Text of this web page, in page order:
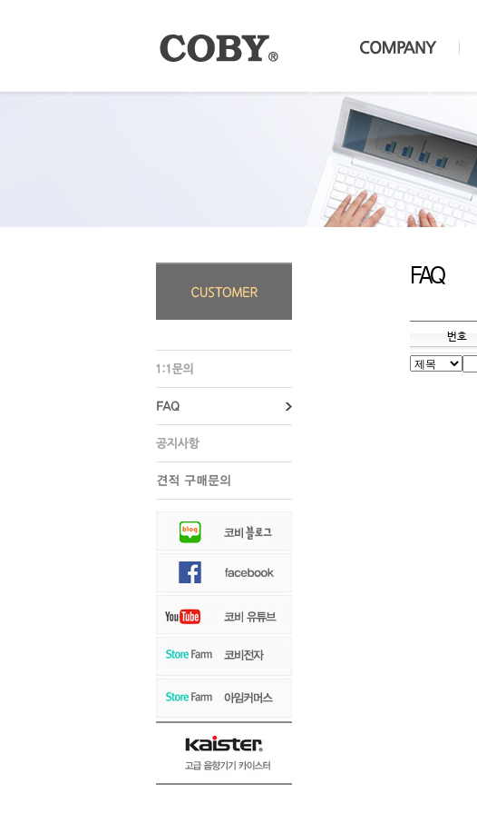
FAQ
번호